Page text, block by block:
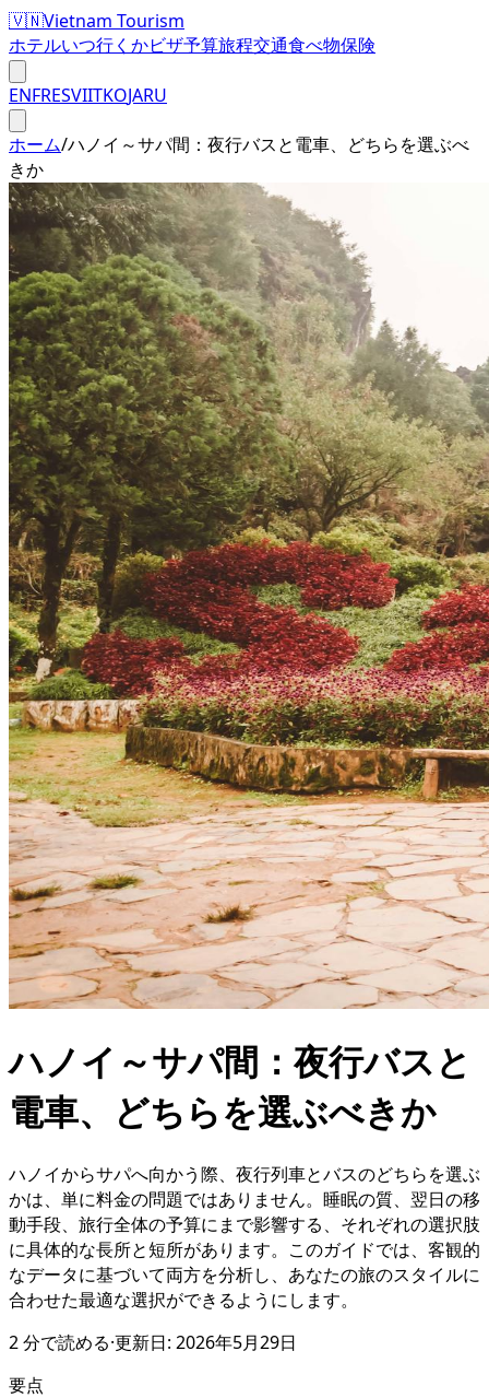
🇻🇳Vietnam Tourism
ホテルいつ行くかビザ予算旅程交通食べ物保険
ENFRESVIITKOJARU
ホーム/ハノイ～サパ間：夜行バスと電車、どちらを選ぶべ
きか
ハノイ～サパ間：夜行バスと
電車、どちらを選ぶべきか
ハノイからサパへ向かう際、夜行列車とバスのどちらを選ぶ
かは、単に料金の問題ではありません。睡眠の質、翌日の移
動手段、旅行全体の予算にまで影響する、それぞれの選択肢
に具体的な長所と短所があります。このガイドでは、客観的
なデータに基づいて両方を分析し、あなたの旅のスタイルに
合わせた最適な選択ができるようにします。
2分で読める·更新日: 2026年5月29日
要点